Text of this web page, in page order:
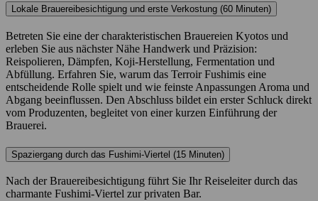
Lokale Brauereibesichtigung und erste Verkostung (60 Minuten)
Betreten Sie eine der charakteristischen Brauereien Kyotos und
erleben Sie aus nächster Nähe Handwerk und Präzision:
Reispolieren, Dämpfen, Koji-Herstellung, Fermentation und
Abfüllung. Erfahren Sie, warum das Terroir Fushimis eine
entscheidende Rolle spielt und wie feinste Anpassungen Aroma und
Abgang beeinflussen. Den Abschluss bildet ein erster Schluck direkt
vom Produzenten, begleitet von einer kurzen Einführung der
Brauerei.
Spaziergang durch das Fushimi-Viertel (15 Minuten)
Nach der Brauereibesichtigung führt Sie Ihr Reiseleiter durch das
charmante Fushimi-Viertel zur privaten Bar.